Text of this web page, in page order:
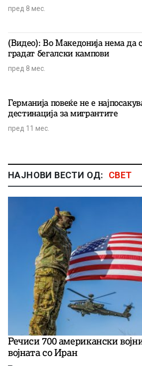
пред 8 мес.
(Видео): Во Македонија нема да
градат бегалски кампови
пред 8 мес.
Германија повеќе не е
дестинација за мигрантите
пред 11 мес.
НАЈНОВИ ВЕСТИ ОД: СВЕТ
Речиси 700 американски
војната со Иран